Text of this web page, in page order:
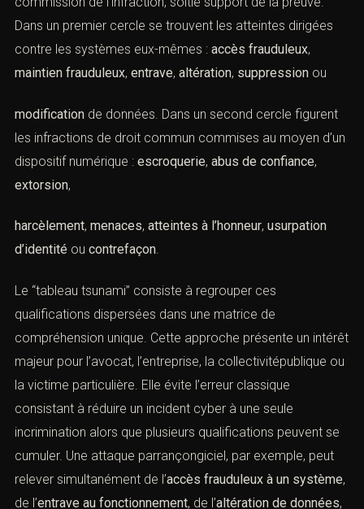
Le droit pénal de l’informatique
désigne l’ensemble des
règles répressives applicables lorsque l’outil
informatique constitue soit l’objet de l’atteinte, soit le
la preuve. Dans un premier cercle se trouvent les
atteintes dirigées contre les systèmes eux-mêmes :
accès frauduleux, maintien frauduleux,entrave,altération
suppression
modification de données. Dans un second cercle
figurent les infractions de droit commun commises au
confiance,extorsion
harcèlement,menaces, atteintes à l’honneur,usurpation
d’identitéoucontrefaçon.
Le “tableau tsunami” consiste à regrouper ces
qualifications dispersées dans une matrice de
compréhension unique. Cette approche présente un
intérêt majeur pour l’avocat, l’entreprise, la
collectivitépublique ou la victime particulière. Elle évite